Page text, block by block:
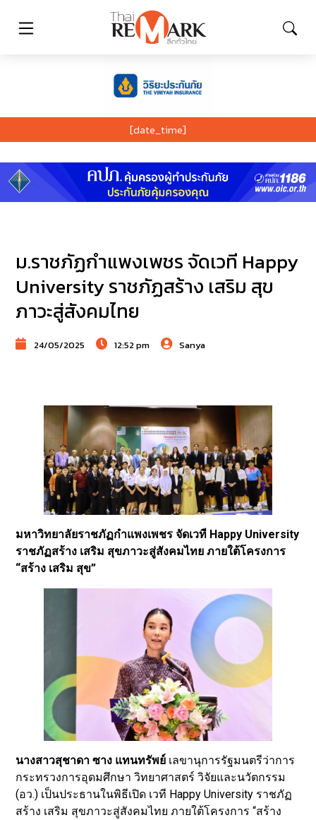
[date_time]
ม.ราชภัฏกำแพงเพชร จัดเวที Happy
University ราชภัฏสร้าง เสริม สุข
ภาวะสู่สังคมไทย
24/05/2025 12:52 pm Sanya
มหาวิทยาลัยราชภัฏกำแพงเพชร จัดเวที Happy University
ราชภัฏสร้าง เสริม สุขภาวะสู่สังคมไทย ภายใต้โครงการ
“สร้าง เสริม สุข”
นางสาวสุชาดา ซาง แทนทรัพย์ เลขานุการรัฐมนตรีว่าการ
กระทรวงการอุดมศึกษา วิทยาศาสตร์ วิจัยและนวัตกรรม
(อว.) เป็นประธานในพิธีเปิด เวที Happy University ราชภัฏ
สร้าง เสริม สุขภาวะสู่สังคมไทย ภายใต้โครงการ “สร้าง